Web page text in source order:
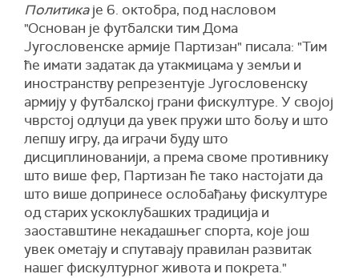
Политикаје 6. октобра, под насловом
"Основан је футбалски тим Дома
Југословенске армије Партизан" писала: "Тим
ће имати задатак да утакмицама у земљи и
иностранству репрезентује Југословенску
армију у футбалској грани фискултуре. У својој
чврстој одлуци да увек пружи што бољу и што
лепшу игру, да играчи буду што
дисциплинованији, а према своме противнику
што више фер, Партизан ће тако настојати да
што више допринесе ослобађању фискултуре
од старих ускоклубашких традиција и
заоставштине некадашњег спорта, које још
увек ометају и спутавају правилан развитак
нашег фискултурног живота и покрета."